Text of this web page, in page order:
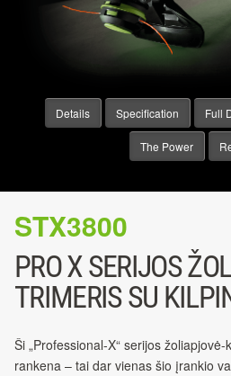
Details Specification Full
The Power
STX3800
PRO X SERIJOS
TRIMERIS SU
Ši „Professional-X“ serijos
rankena – tai dar vienas šio įrankio